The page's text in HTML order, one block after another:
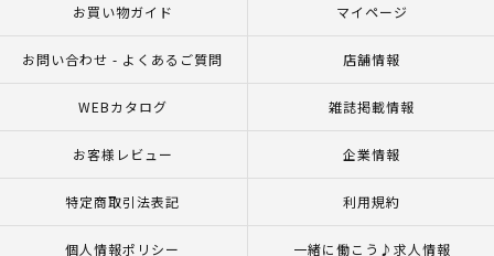
お買い物ガイド マイページ
お問い合わせ - よくあるご質問 店舗情報
WEBカタログ 雑誌掲載情報
お客様レビュー 企業情報
特定商取引法表記 利用規約
個人情報ポリシー 一緒に働こう♪求人情報